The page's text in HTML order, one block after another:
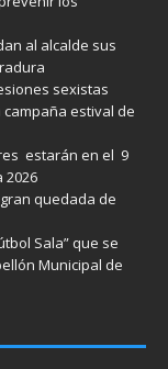
al alcalde sus
sexistas
estival de
estarán en el 9
2026
quedada de
Sala” que se
Municipal de